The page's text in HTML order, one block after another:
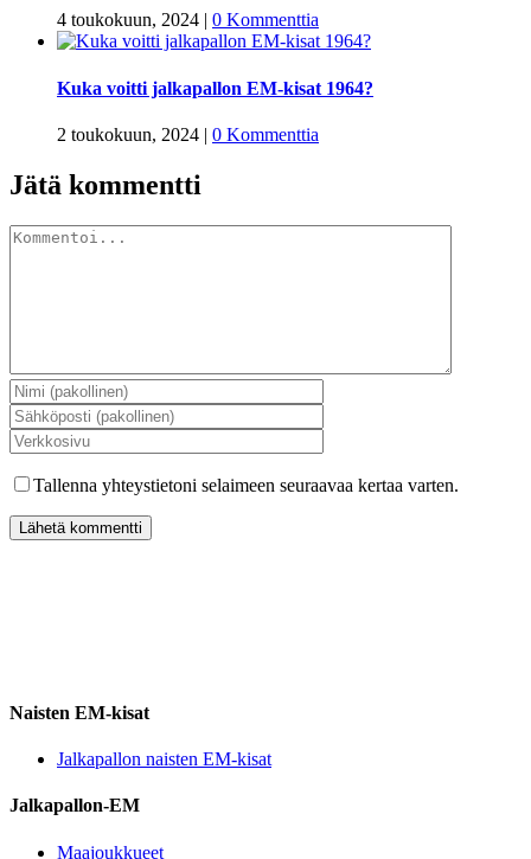
4 toukokuun, 2024 | 0 Kommenttia
Kuka voitti jalkapallon EM-kisat 1964?
2 toukokuun, 2024 | 0 Kommenttia
Jätä kommentti
Kommentti
Tallenna yhteystietoni selaimeen seuraavaa kertaa varten.
Naisten EM-kisat
Jalkapallon naisten EM-kisat
Jalkapallon-EM
Maajoukkueet